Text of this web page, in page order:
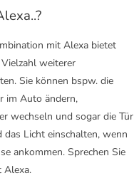
mit Alexa bietet
weiterer
Sie können bspw. die
im Auto ändern,
wechseln und sogar die Tür
das Licht einschalten, wenn
ankommen. Sprechen Sie
Alexa.